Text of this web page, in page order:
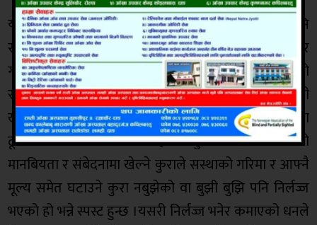
यो कोरोना बिपदमा स्थानीय जनप्रतिनिधिको खट्टाइ पनि
समग्रमा संतोषजनक नै छ । तर कतिपय महानगर,नगर र
गांउपालिकाले कोरोना संकटलाइ कमाउने र लुट्ने अबसरको
रुपमा बुझेको देखिएको छ ।राहत बितरण, स्वास्थ्य सामाग्री
खरिद, क्वारेन्टाइन ब्यबस्थापन र यातायात जस्ता शिर्षकमा
ठूलो आर्थिक चलखेल गरिरहेको सुन्नमा आएको छ ।यो
मानबियता र संबेदनामा खेल्ने कुराले सस्थाको गरिमा र आफ्नै
मूल्य समेत घटाउने कुरा नबुझेको वा बुझी बुझि पनि निर्लज्ज
भएको हो भन्ने स्पस्ट हुन्छ ।यसरी निर्लज्ज भनेर कमाएको धनले